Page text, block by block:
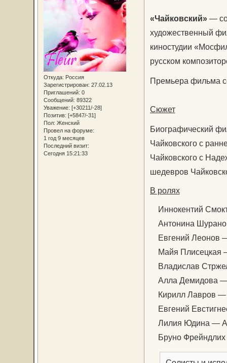
Откуда: Россия
Зарегистрирован: 27.02.13
Приглашений: 0
Сообщений: 89322
Уважение: [+30211/-28]
Позитив: [+5847/-31]
Пол: Женский
Провел на форуме:
1 год 9 месяцев
Последний визит:
Сегодня 15:21:33
«Чайковский» —
художественный
киностудии
русском
Премьера фильма
Сюжет
Биографический
Чайковского с
Чайковского с
шедевров
В ролях
Иннокентий
Антонина
Евгений Леонов
Майя Плисецкая
Владислав
Алла Демидова
Кирилл Лавров —
Евгений
Лилия Юдина —
Бруно